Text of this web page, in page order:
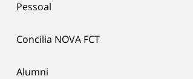
Pessoal
Concilia NOVA FCT
Alumni